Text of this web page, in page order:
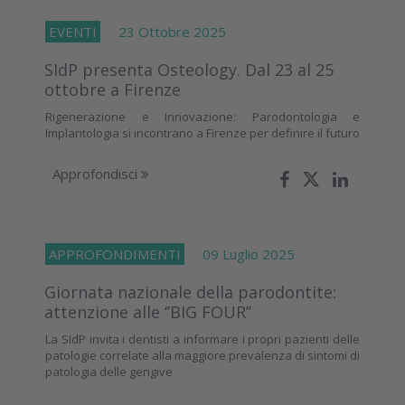
EVENTI 23 Ottobre 2025
SIdP presenta Osteology. Dal 23 al 25
ottobre a Firenze
Rigenerazione e Innovazione: Parodontologia e
Implantologia si incontrano a Firenze per definire il futuro
Approfondisci
APPROFONDIMENTI 09 Luglio 2025
Giornata nazionale della parodontite:
attenzione alle ‘’BIG FOUR’’
La SIdP invita i dentisti a informare i propri pazienti delle
patologie correlate alla maggiore prevalenza di sintomi di
patologia delle gengive